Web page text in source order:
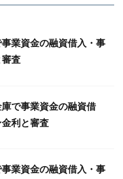
業資金の融資借入・事
査
で事業資金の融資借
利と審査
業資金の融資借入・事